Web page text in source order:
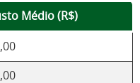
Médio (R$)